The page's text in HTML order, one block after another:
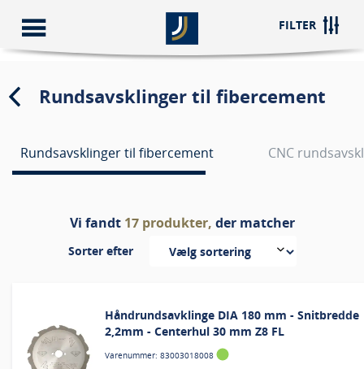
Rundsavsklinger til fibercement
Rundsavsklinger til fibercement CNC
FILTER
Vi fandt 17produkter, der matcher
Sorter efter
Håndrundsavklinge DIA 180 mm - Snitbredde
2,2mm - Centerhul 30 mm Z8 FL
Varenummer: 83003018008